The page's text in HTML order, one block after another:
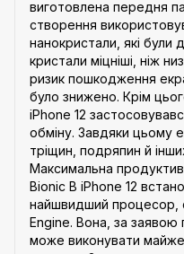
виготовлена передня
створення
нанокристали, які були
кристали міцніші, ніж
ризик пошкодження
було знижено. Крім
iPhone 12
обміну. Завдяки цьому
тріщин, подряпин й
Максимальна
Bionic В iPhone 12
найшвидший процесор,
Engine. Вона, за заявою
може виконувати майже